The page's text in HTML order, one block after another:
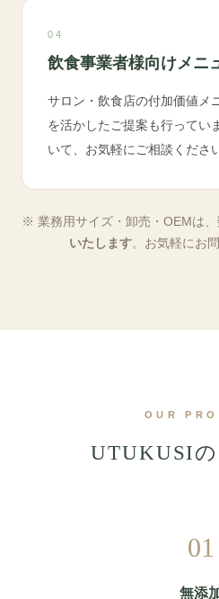
04
飲食事業者様向けメニ
サロン・飲食店の付加価値メ
を活かしたご提案も行ってい
いて、お気軽にご相談くださ
※ 業務用サイズ・卸売・OEMは
いたします。お気軽にお
OUR
UTUKUSI
01
無添